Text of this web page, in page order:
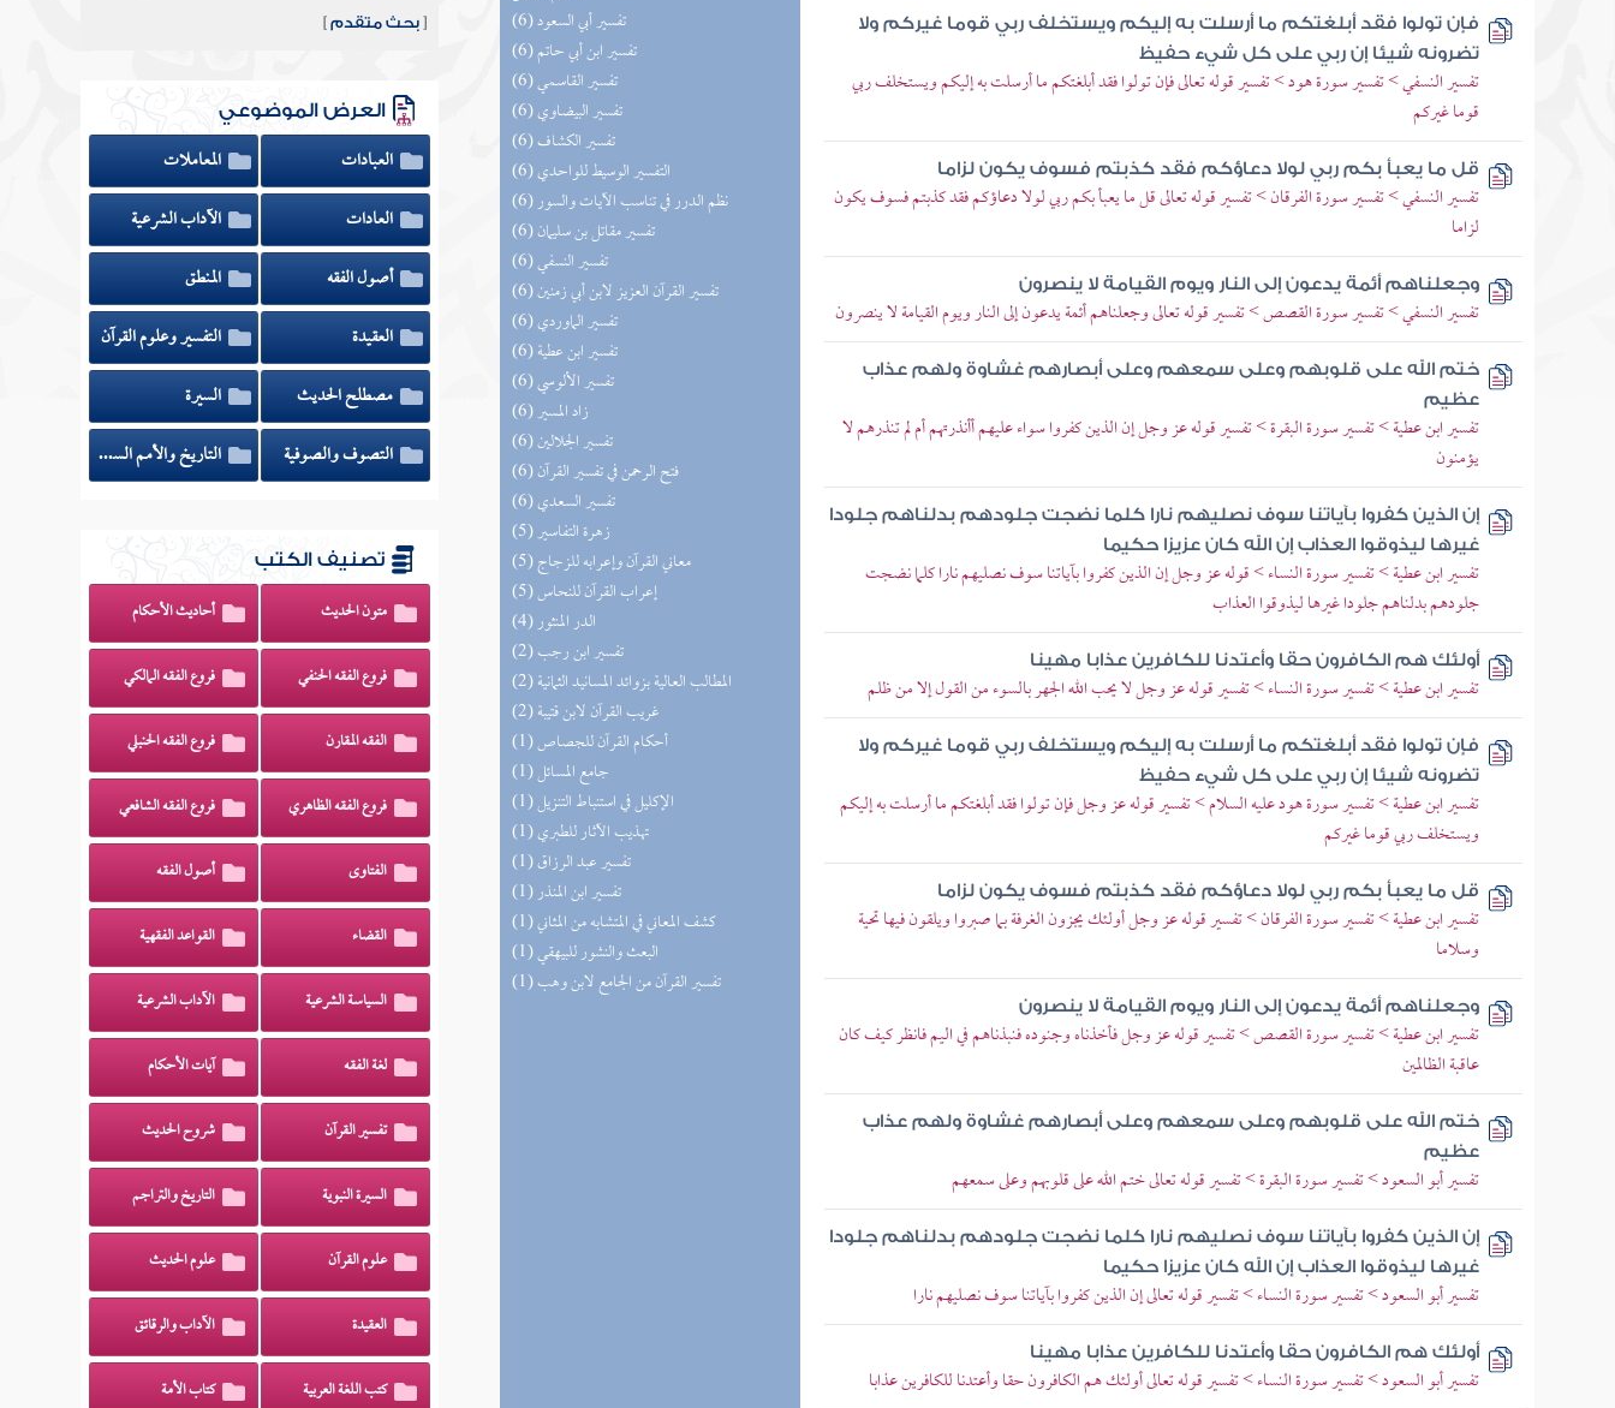
(6) تفسير أبي السعود
(6) تفسير ابن أبي حاتم
(6) تفسير القاسمي
(6) تفسير البيضاوي
(6) تفسير الكشاف
(6) التفسير الوسيط للواحدي
(6) نظم الدرر في تناسب الآيات والسور
(6) تفسير مقاتل بن سليمان
(6) تفسير النسفي
(6) تفسير القرآن العزيز لابن أبي زمنين
(6) تفسير الماوردي
(6) تفسير ابن عطية
(6) تفسير الألوسي
(6) زاد المسير
(6) تفسير الجلالين
(6) فتح الرحمن في تفسير القرآن
(6) تفسير السعدي
(5) زهرة التفاسير
(5) معاني القرآن وإعرابه للزجاج
(5) إعراب القرآن للنحاس
(4) الدر المنثور
(2) تفسير ابن رجب
(2) المطالب العالية بزوائد المسانيد الثمانية
(2) غريب القرآن لابن قتيبة
(1) أحكام القرآن للجصاص
(1) جامع المسائل
(1) الإكليل في استنباط التنزيل
(1) تهذيب الآثار للطبري
(1) تفسير عبد الرزاق
(1) تفسير ابن المنذر
(1) كشف المعاني في المتشابه من المثاني
(1) البعث والنشور للبيهقي
(1) تفسير القرآن من الجامع لابن وهب
فإن تولوا فقد أبلغتكم ما أرسلت به إليكم ويستخلف ربي قوما غيركم ولا
تضرونه شيئا إن ربي على كل شيء حفيظ
تفسير النسفي > تفسير سورة هود > تفسير قوله تعالى فإن تولوا فقد أبلغتكم ما أرسلت به إليكم ويستخلف ربي
قوما غيركم
قل ما يعبأ بكم ربي لولا دعاؤكم فقد كذبتم فسوف يكون لزاما
تفسير النسفي > تفسير سورة الفرقان > تفسير قوله تعالى قل ما يعبأ بكم ربي لولا دعاؤكم فقد كذبتم فسوف يكون
لزاما
وجعلناهم أئمة يدعون إلى النار ويوم القيامة لا ينصرون
تفسير النسفي > تفسير سورة القصص > تفسير قوله تعالى وجعلناهم أئمة يدعون إلى النار ويوم القيامة لا ينصرون
ختم الله على قلوبهم وعلى سمعهم وعلى أبصارهم غشاوة ولهم عذاب
عظيم
تفسير ابن عطية > تفسير سورة البقرة > تفسير قوله عز وجل إن الذين كفروا سواء عليهم أأنذرتهم أم لم تنذرهم لا
يؤمنون
إن الذين كفروا بآياتنا سوف نصليهم نارا كلما نضجت جلودهم بدلناهم جلودا
غيرها ليذوقوا العذاب إن الله كان عزيزا حكيما
تفسير ابن عطية > تفسير سورة النساء > قوله عز وجل إن الذين كفروا بآياتنا سوف نصليهم نارا كلما نضجت
جلودهم بدلناهم جلودا غيرها ليذوقوا العذاب
أولئك هم الكافرون حقا وأعتدنا للكافرين عذابا مهينا
تفسير ابن عطية > تفسير سورة النساء > تفسير قوله عز وجل لا يحب الله الجهر بالسوء من القول إلا من ظلم
فإن تولوا فقد أبلغتكم ما أرسلت به إليكم ويستخلف ربي قوما غيركم ولا
تضرونه شيئا إن ربي على كل شيء حفيظ
تفسير ابن عطية > تفسير سورة هود عليه السلام > تفسير قوله عز وجل فإن تولوا فقد أبلغتكم ما أرسلت به إليكم
ويستخلف ربي قوما غيركم
قل ما يعبأ بكم ربي لولا دعاؤكم فقد كذبتم فسوف يكون لزاما
تفسير ابن عطية > تفسير سورة الفرقان > تفسير قوله عز وجل أولئك يجزون الغرفة بما صبروا ويلقون فيها تحية
وسلاما
وجعلناهم أئمة يدعون إلى النار ويوم القيامة لا ينصرون
تفسير ابن عطية > تفسير سورة القصص > تفسير قوله عز وجل فأخذناه وجنوده فنبذناهم في اليم فانظر كيف كان
عاقبة الظالمين
ختم الله على قلوبهم وعلى سمعهم وعلى أبصارهم غشاوة ولهم عذاب
عظيم
تفسير أبو السعود > تفسير سورة البقرة > تفسير قوله تعالى ختم الله على قلوبهم وعلى سمعهم
إن الذين كفروا بآياتنا سوف نصليهم نارا كلما نضجت جلودهم بدلناهم جلودا
غيرها ليذوقوا العذاب إن الله كان عزيزا حكيما
تفسير أبو السعود > تفسير سورة النساء > تفسير قوله تعالى إن الذين كفروا بآياتنا سوف نصليهم نارا
أولئك هم الكافرون حقا وأعتدنا للكافرين عذابا مهينا
تفسير أبو السعود > تفسير سورة النساء > تفسير قوله تعالى أولئك هم الكافرون حقا وأعتدنا للكافرين عذابا
[بحث متقدم ]
العرض الموضوعي
العبادات
المعاملات
العادات
الآداب الشرعية
أصول الفقه
المنطق
العقيدة
التفسير وعلوم القرآن
مصطلح الحديث
السيرة
التصوف والصوفية
التاريخ والأمم السابقة
تصنيف الكتب
متون الحديث أحاديث الأحكام
فروع الفقه الحنفي فروع الفقه المالكي
الفقه المقارن فروع الفقه الحنبلي
فروع الفقه الظاهري فروع الفقه الشافعي
الفتاوى أصول الفقه
القضاء القواعد الفقهية
السياسة الشرعية الآداب الشرعية
لغة الفقه آيات الأحكام
تفسير القرآن شروح الحديث
السيرة النبوية التاريخ والتراجم
علوم القرآن علوم الحديث
العقيدة الآداب والرقائق
كتب اللغة العربية كتاب الأمة